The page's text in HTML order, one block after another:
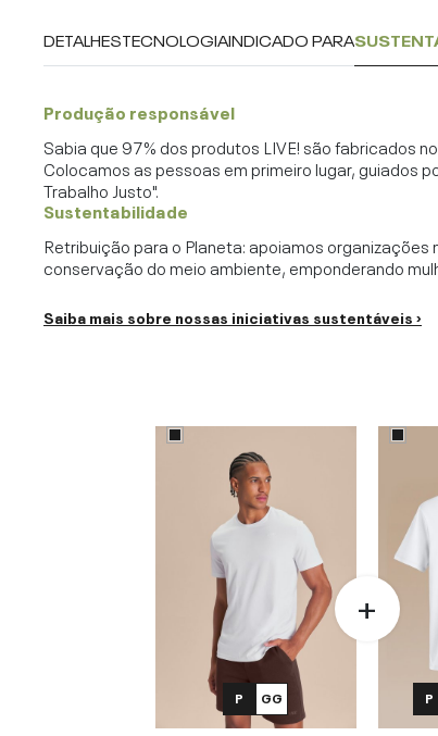
DETALHESTECNOLOGIAINDICADO PARA
Produção responsável
Sabia que 97% dos produtos LIVE! são fabricados
Colocamos as pessoas em primeiro lugar, guiados
Trabalho Justo".
Sustentabilidade
Retribuição para o Planeta: apoiamos
conservação do meio ambiente, emponderando
Saiba mais sobre nossas iniciativas sustentáveis ›
P GG P